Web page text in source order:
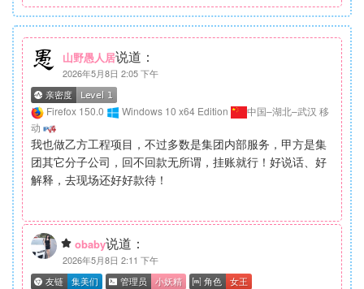
山野愚人居说道：
2026年5月8日 2:05 下午
Firefox 150.0 Windows 10 x64 Edition
中国–湖北–武汉 移
动
我也做乙方工程项目，不过多数是集团内部服务，甲方是集
团其它分子公司，回不回款无所谓，挂账就行！好说话、好
解释，去现场还好好款待！
obaby说道：
2026年5月8日 2:11 下午